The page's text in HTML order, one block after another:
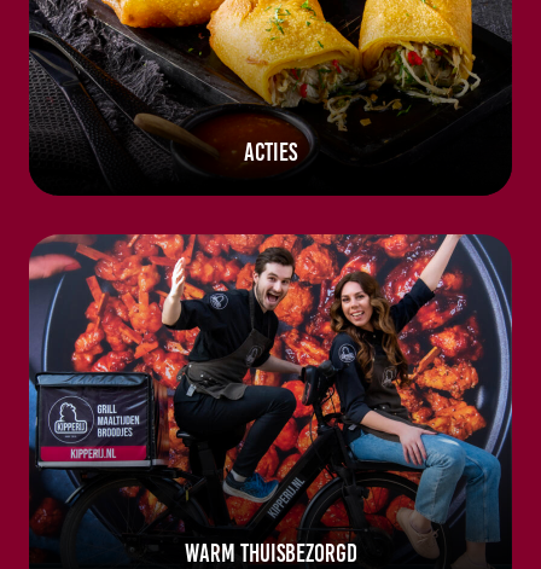
Acties
Warm thuisbezorgd